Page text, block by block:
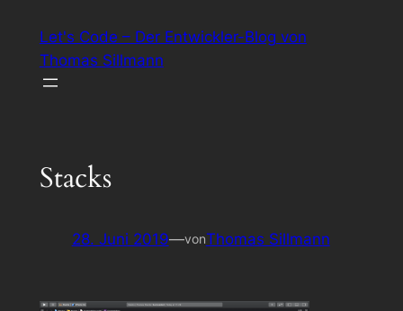
Inhalt
springen
Let's Code – Der Entwickler-Blog von
Thomas Sillmann
Stacks
28. Juni 2019—vonThomas Sillmann